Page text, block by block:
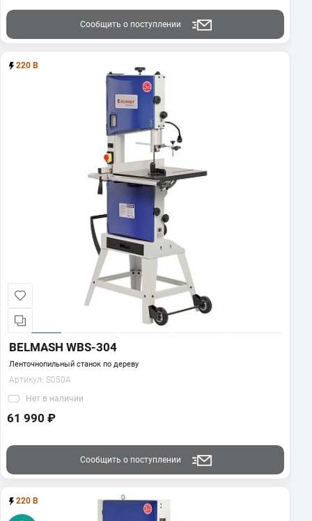
Сообщить о поступлении
220 В
BELMASH WBS-304
Ленточнопильный станок по дереву
Артикул: S050A
Нет в наличии
61 990 ₽
Сообщить о поступлении
220 В